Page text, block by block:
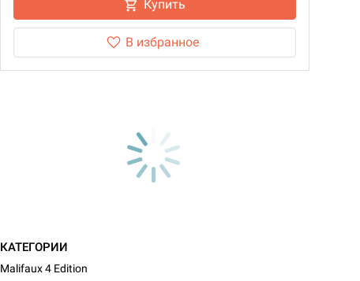
Купить
В избранное
КАТЕГОРИИ
Malifaux 4 Edition